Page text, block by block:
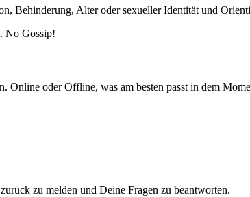
Behinderung, Alter oder sexueller Identität und
No Gossip!
Online oder Offline, was am besten passt in dem
zu melden und Deine Fragen zu beantworten.